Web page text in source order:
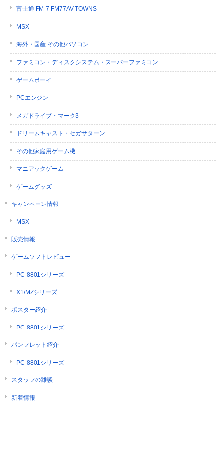
富士通 FM-7 FM77AV TOWNS
MSX
海外・国産 その他パソコン
ファミコン・ディスクシステム・スーパーファミコン
ゲームボーイ
PCエンジン
メガドライブ・マーク3
ドリームキャスト・セガサターン
その他家庭用ゲーム機
マニアックゲーム
ゲームグッズ
キャンペーン情報
MSX
販売情報
ゲームソフトレビュー
PC-8801シリーズ
X1/MZシリーズ
ポスター紹介
PC-8801シリーズ
パンフレット紹介
PC-8801シリーズ
スタッフの雑談
新着情報